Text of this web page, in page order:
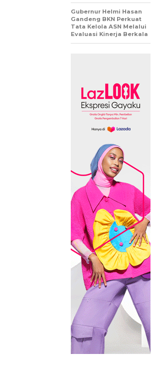
Gubernur Helmi Hasan
Gandeng BKN Perkuat
Tata Kelola ASN Melalui
Evaluasi Kinerja Berkala